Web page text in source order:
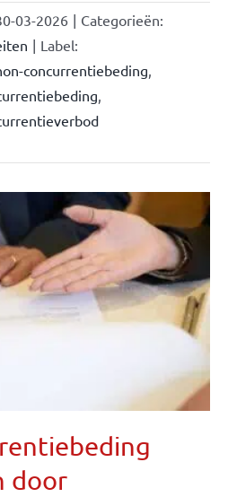
03-2026 | Categorieën:
| Label:
concurrentiebeding
door